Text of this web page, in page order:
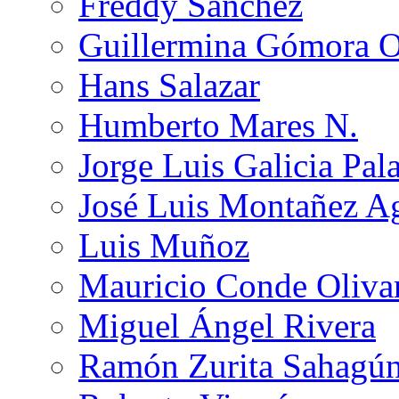
Guillermina Gómora
Hans Salazar
Humberto Mares N.
Jorge Luis Galicia
José Luis Montañez
Luis Muñoz
Mauricio Conde
Miguel Ángel Rivera
Ramón Zurita